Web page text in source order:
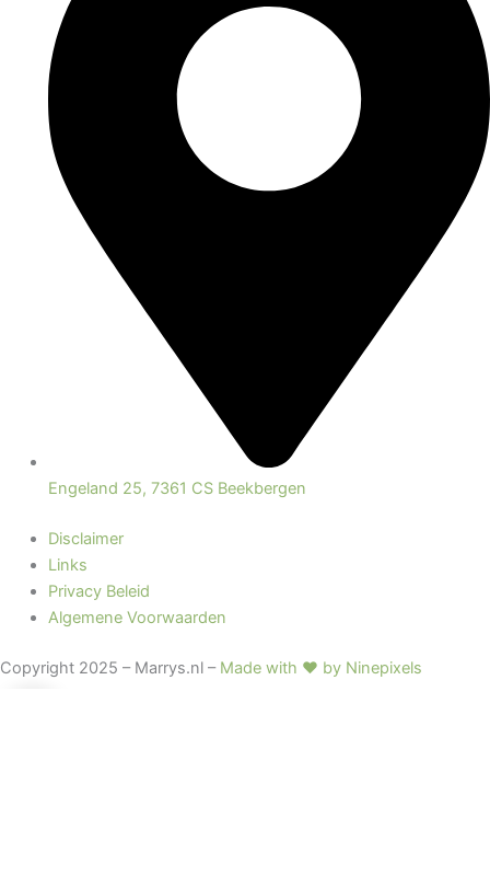
Engeland 25, 7361 CS Beekbergen
Disclaimer
Links
Privacy Beleid
Algemene Voorwaarden
Copyright 2025 – Marrys.nl – Made with ♥ by Ninepixels